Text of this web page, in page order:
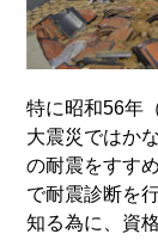
特に昭和56年
大震災ではか
の耐震をすす
で耐震診断を
知る為に、資